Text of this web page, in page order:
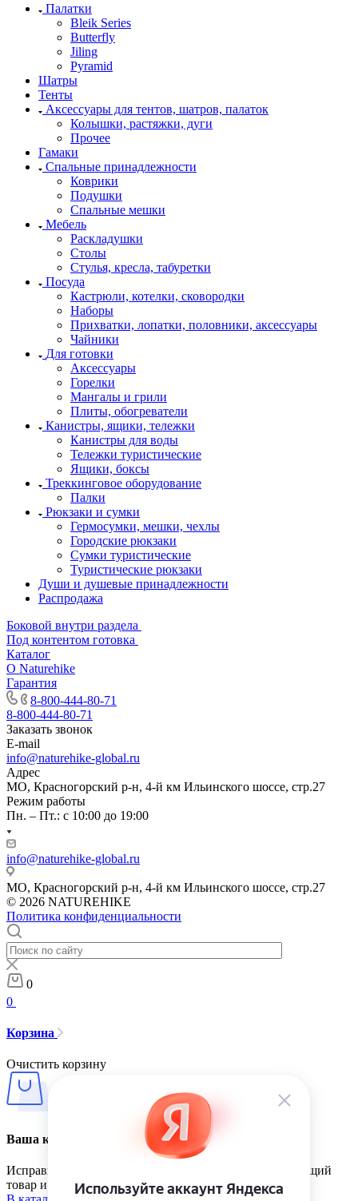
Палатки
Bleik Series
Butterfly
Jiling
Pyramid
Шатры
Тенты
Аксессуары для тентов, шатров, палаток
Колышки, растяжки, дуги
Прочее
Гамаки
Спальные принадлежности
Коврики
Подушки
Спальные мешки
Мебель
Раскладушки
Столы
Стулья, кресла, табуретки
Посуда
Кастрюли, котелки, сковородки
Наборы
Прихватки, лопатки, половники, аксессуары
Чайники
Для готовки
Аксессуары
Горелки
Мангалы и грили
Плиты, обогреватели
Канистры, ящики, тележки
Канистры для воды
Тележки туристические
Ящики, боксы
Треккинговое оборудование
Палки
Рюкзаки и сумки
Гермосумки, мешки, чехлы
Городские рюкзаки
Сумки туристические
Туристические рюкзаки
Души и душевые принадлежности
Распродажа
Боковой внутри раздела
Под контентом готовка
Каталог
О Naturehike
Гарантия
8-800-444-80-71
8-800-444-80-71
Заказать звонок
E-mail
info@naturehike-global.ru
Адрес
МО, Красногорский р-н, 4-й км Ильинского шоссе, стр.27
Режим работы
Пн. – Пт.: с 10:00 до 19:00
info@naturehike-global.ru
МО, Красногорский р-н, 4-й км Ильинского шоссе, стр.27
© 2026 NATUREHIKE
Политика конфиденциальности
0
0
Корзина
Очистить корзину
Ваша корзина пуста
Исправить это просто: выберите в каталоге интересующий
товар и нажмите кнопку «В корзину»